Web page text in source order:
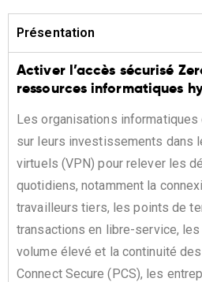
Présentation
Activer l’accès sécurisé
ressources informatiques
Les organisations informatiques
sur leurs investissements dans
virtuels (VPN) pour relever les
quotidiens, notamment la
travailleurs tiers, les points de
transactions en libre-service,
volume élevé et la continuité
Connect Secure (PCS), les